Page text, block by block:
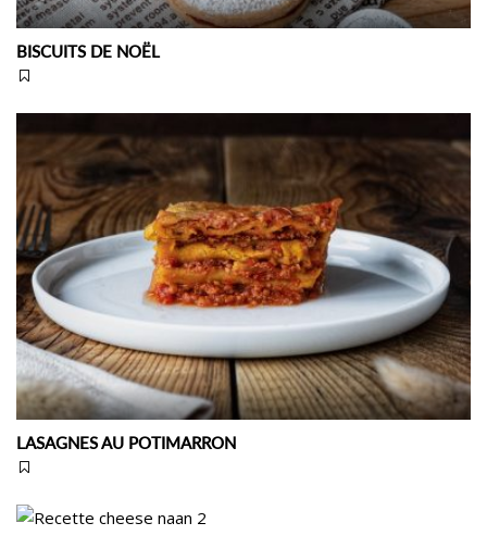
BISCUITS DE NOËL
LASAGNES AU POTIMARRON